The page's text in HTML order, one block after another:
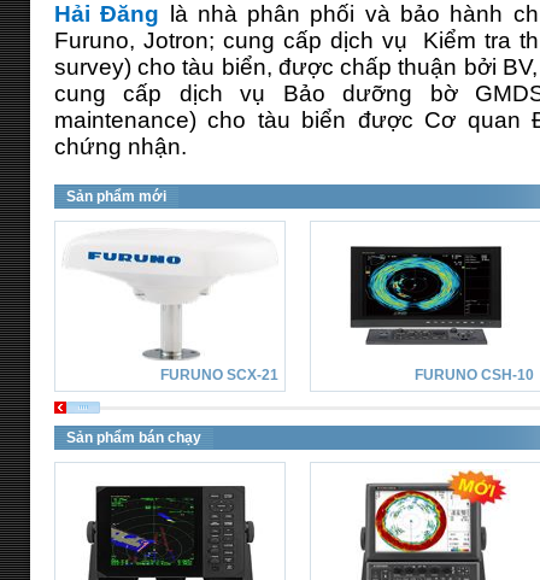
Hải Đăng
là nhà phân phối và bảo hành
Furuno, Jotron; cung cấp dịch vụ Kiểm tra
survey) cho tàu biển, được chấp thuận bởi
cung cấp dịch vụ Bảo dưỡng bờ
maintenance) cho tàu biển được Cơ quan
chứng nhận.
Sản phẩm mới
FURUNO SCX-21 FURUNO CSH-10
Sản phẩm bán chạy